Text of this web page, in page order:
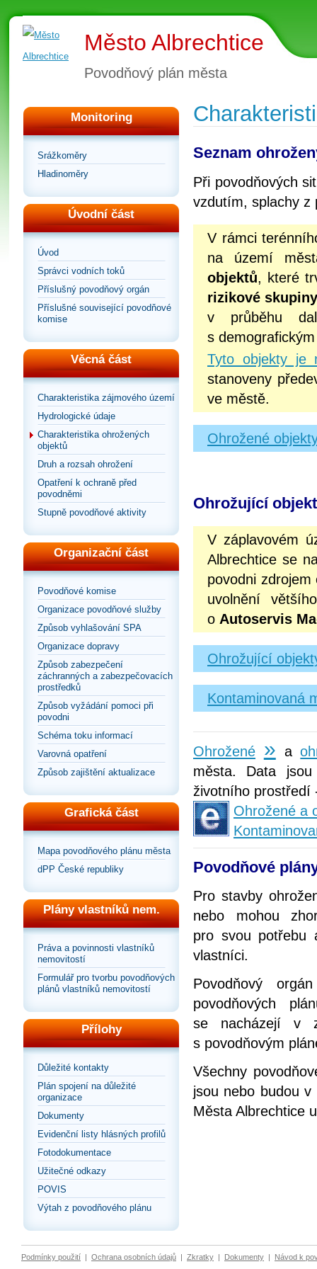
Město Albrechtice
Povodňový plán města
Monitoring
Srážkoměry
Hladinoměry
Úvodní část
Úvod
Správci vodních toků
Příslušný povodňový orgán
Příslušné související povodňové
komise
Věcná část
Charakteristika zájmového území
Hydrologické údaje
Charakteristika ohrožených
objektů
Druh a rozsah ohrožení
Opatření k ochraně před
povodněmi
Stupně povodňové aktivity
Organizační část
Povodňové komise
Organizace povodňové služby
Způsob vyhlašování SPA
Organizace dopravy
Způsob zabezpečení
záchranných a zabezpečovacích
prostředků
Způsob vyžádání pomoci při
povodni
Schéma toku informací
Varovná opatření
Způsob zajištění aktualizace
Grafická část
Mapa povodňového plánu města
dPP České republiky
Plány vlastníků nem.
Práva a povinnosti vlastníků
nemovitostí
Formulář pro tvorbu povodňových
plánů vlastníků nemovitostí
Přílohy
Důležité kontakty
Plán spojení na důležité
organizace
Dokumenty
Evidenční listy hlásných profilů
Fotodokumentace
Užitečné odkazy
POVIS
Výtah z povodňového plánu
Seznam
Při povodňových
vzdutím, splachy z
V rámci
na území
objektů, které
rizikové
v průběhu
s
Tyto objekty je
stanoveny
ve městě.
Ohrožené
Ohrožující
V záplavovém
Albrechtice se
povodni
uvolnění
o Autoservis
Ohrožující
Kontaminovaná
Ohrožené » a
města. Data
životního prostředí
Ohrožené a
Povodňové
Pro stavby
nebo mohou
pro svou potřebu
vlastníci.
Povodňový
povodňových
se nacházejí v
s povodňovým
Všechny
jsou nebo budou v
Města Albrechtice
Podmínky použití | Ochrana osobních údajů | Zkratky | Dokumenty | Návod k